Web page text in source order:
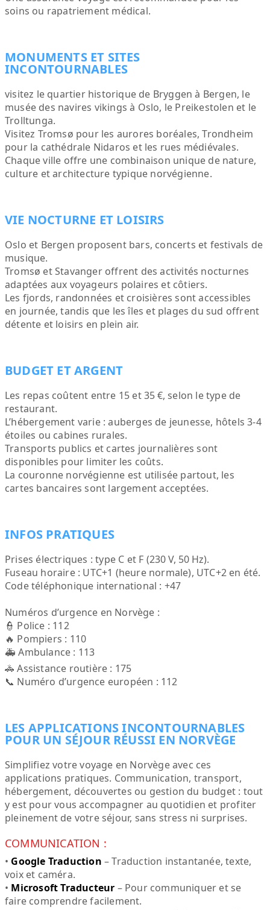
soins ou rapatriement médical.
MONUMENTS ET SITES
INCONTOURNABLES
visitez le quartier historique de Bryggen à Bergen, le
musée des navires vikings à Oslo, le Preikestolen et le
Trolltunga.
Visitez Tromsø pour les aurores boréales, Trondheim
pour la cathédrale Nidaros et les rues médiévales.
Chaque ville offre une combinaison unique de nature,
culture et architecture typique norvégienne.
VIE NOCTURNE ET LOISIRS
Oslo et Bergen proposent bars, concerts et festivals de
musique.
Tromsø et Stavanger offrent des activités nocturnes
adaptées aux voyageurs polaires et côtiers.
Les fjords, randonnées et croisières sont accessibles
en journée, tandis que les îles et plages du sud offrent
détente et loisirs en plein air.
BUDGET ET ARGENT
Les repas coûtent entre 15 et 35 €, selon le type de
restaurant.
L’hébergement varie : auberges de jeunesse, hôtels 3‑4
étoiles ou cabines rurales.
Transports publics et cartes journalières sont
disponibles pour limiter les coûts.
La couronne norvégienne est utilisée partout, les
cartes bancaires sont largement acceptées.
INFOS PRATIQUES
Prises électriques : type C et F (230 V, 50 Hz).
Fuseau horaire : UTC+1 (heure normale), UTC+2 en été.
Code téléphonique international : +47
Numéros d’urgence en Norvège :
👮 Police : 112
🔥 Pompiers : 110
🚑 Ambulance : 113
🚓 Assistance routière : 175
📞 Numéro d’urgence européen : 112
LES APPLICATIONS INCONTOURNABLES
POUR UN SÉJOUR RÉUSSI EN NORVÈGE
Simplifiez votre voyage en Norvège avec ces
applications pratiques. Communication, transport,
hébergement, découvertes ou gestion du budget : tout
y est pour vous accompagner au quotidien et profiter
pleinement de votre séjour, sans stress ni surprises.
COMMUNICATION :
• Google Traduction – Traduction instantanée, texte,
voix et caméra.
• Microsoft Traducteur – Pour communiquer et se
faire comprendre facilement.